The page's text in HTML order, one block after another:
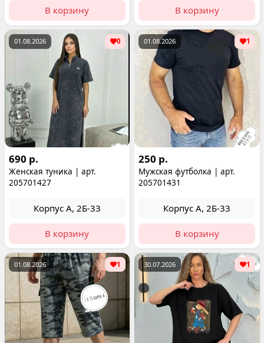
В корзину В корзину
01.08.2026 0
690 р.
Женская туника | арт.
205701427
Корпус А, 2Б-33
В корзину
01.08.2026 1
250 р.
Мужская футболка | арт.
205701431
Корпус А, 2Б-33
В корзину
01.08.2026 1 30.07.2026 1